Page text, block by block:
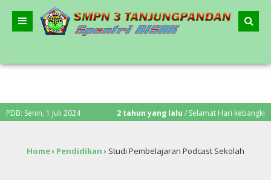
1 Juli 2024 2 tahun yang lalu/ Selamat Hari kebangkitan Nasional
Home› Pendidikan › Studi Pembelajaran Podcast Sekolah